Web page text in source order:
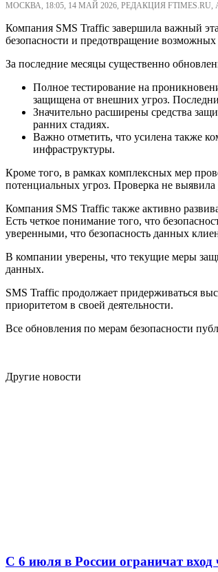
МОСКВА, 18:05, 14 МАЙ 2026, РЕДАКЦИЯ
Компания SMS Traffic завершила важный
безопасности и предотвращение
За последние месяцы существенно
Полное тестирование на
защищена от внешних угроз.
Значительно расширены средства
ранних стадиях.
Важно отметить, что усилена также
инфраструктуры.
Кроме того, в рамках комплексных мер
потенциальных угроз. Проверка не
Компания SMS Traffic также активно
Есть четкое понимание того, что
уверенными, что безопасность данных
В компании уверены, что текущие меры
данных.
SMS Traffic продолжает придерживаться
приоритетом в своей деятельности.
Все обновления по мерам безопасности
Другие новости
С 6 июля в России ограничат вход